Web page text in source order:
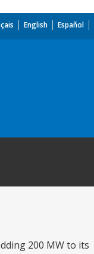
English Español
200 MW to its